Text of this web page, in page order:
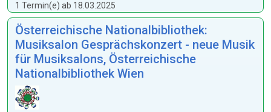
1 Termin(e) ab 18.03.2025
Österreichische Nationalbibliothek:
Musiksalon Gesprächskonzert - neue Musik
für Musiksalons, Österreichische
Nationalbibliothek Wien